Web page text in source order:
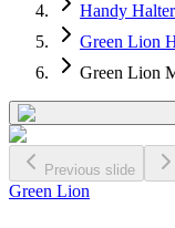
Handy Halter
Green Lion
Green Lion
Previous slide
Green Lion